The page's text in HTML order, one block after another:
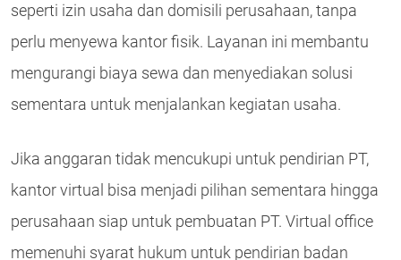
seperti izin usaha dan domisili perusahaan, tanpa
perlu menyewa kantor fisik. Layanan ini membantu
mengurangi biaya sewa dan menyediakan solusi
sementara untuk menjalankan kegiatan usaha.
Jika anggaran tidak mencukupi untuk pendirian PT,
kantor virtual bisa menjadi pilihan sementara hingga
perusahaan siap untuk pembuatan PT. Virtual office
memenuhi syarat hukum untuk pendirian badan